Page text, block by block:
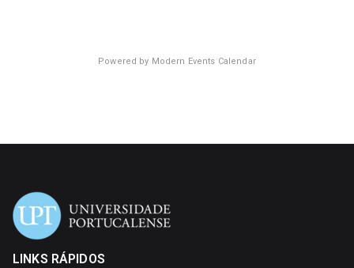
Powered by Modern Events Calendar
LINKS RÁPIDOS